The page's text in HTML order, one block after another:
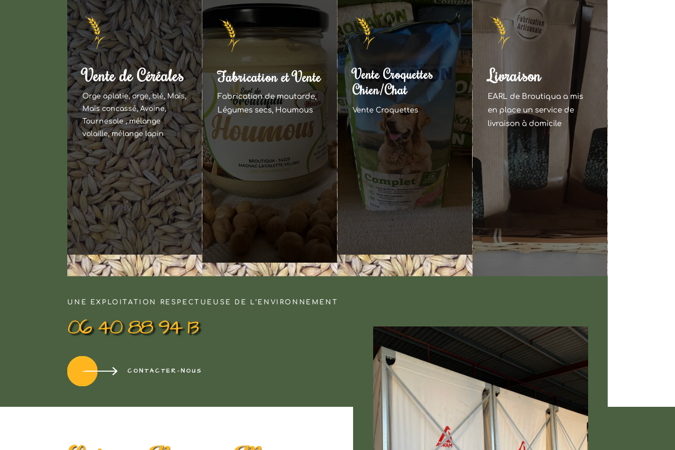
Vente de Céréales
Orge aplatie, orge, blé, Maïs,
Maïs concassé, Avoine,
Tournesole , mélange
volaille, mélange lapin
Fabrication et Vente
Fabrication de moutarde,
Légumes secs, Houmous
Vente Croquettes
Chien/Chat
Vente Croquettes
Livraison
EARL de Broutiqua a mis
en place un service de
livraison à domicile
UNE EXPLOITATION RESPECTUEUSE DE L’ENVIRONNEMENT
06 40 88 94 13
CONTACTER-NOUS